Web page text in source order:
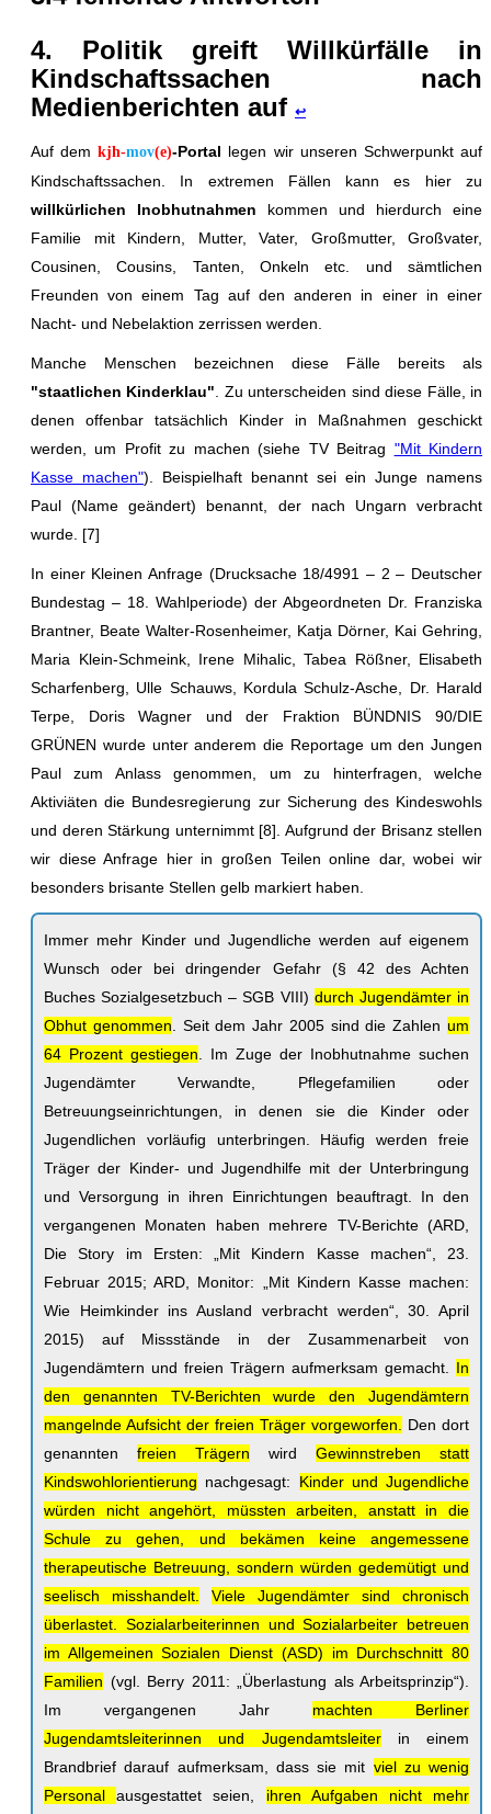
4. Politik greift Willkürfälle in
Kindschaftssachen nach
Medienberichten auf ↩
Auf demkjh-mov(e)-Portal legen wir unseren Schwerpunkt auf
Kindschaftssachen. In extremen Fällen kann es hier zu
willkürlichen Inobhutnahmen kommen und hierdurch eine
Familie mit Kindern, Mutter, Vater, Großmutter, Großvater,
Cousinen, Cousins, Tanten, Onkeln etc. und sämtlichen
Freunden von einem Tag auf den anderen in einer in einer
Nacht- und Nebelaktion zerrissen werden.
Manche Menschen bezeichnen diese Fälle bereits als
"staatlichen Kinderklau". Zu unterscheiden sind diese Fälle, in
denen offenbar tatsächlich Kinder in Maßnahmen geschickt
werden, um Profit zu machen (siehe TV Beitrag "Mit Kindern
Kasse machen"). Beispielhaft benannt sei ein Junge namens
Paul (Name geändert) benannt, der nach Ungarn verbracht
wurde. [7]
In einer Kleinen Anfrage (Drucksache 18/4991 – 2 – Deutscher
Bundestag – 18. Wahlperiode) der Abgeordneten Dr. Franziska
Brantner, Beate Walter-Rosenheimer, Katja Dörner, Kai Gehring,
Maria Klein-Schmeink, Irene Mihalic, Tabea Rößner, Elisabeth
Scharfenberg, Ulle Schauws, Kordula Schulz-Asche, Dr. Harald
Terpe, Doris Wagner und der Fraktion BÜNDNIS 90/DIE
GRÜNEN wurde unter anderem die Reportage um den Jungen
Paul zum Anlass genommen, um zu hinterfragen, welche
Aktiviäten die Bundesregierung zur Sicherung des Kindeswohls
und deren Stärkung unternimmt [8]. Aufgrund der Brisanz stellen
wir diese Anfrage hier in großen Teilen online dar, wobei wir
besonders brisante Stellen gelb markiert haben.
Immer mehr Kinder und Jugendliche werden auf eigenem
Wunsch oder bei dringender Gefahr (§ 42 des Achten
Buches Sozialgesetzbuch – SGB VIII) durch Jugendämter in
Obhut genommen. Seit dem Jahr 2005 sind die Zahlenum
64 Prozent gestiegen. Im Zuge der Inobhutnahme suchen
Jugendämter Verwandte, Pflegefamilien oder
Betreuungseinrichtungen, in denen sie die Kinder oder
Jugendlichen vorläufig unterbringen. Häufig werden freie
Träger der Kinder- und Jugendhilfe mit der Unterbringung
und Versorgung in ihren Einrichtungen beauftragt. In den
vergangenen Monaten haben mehrere TV-Berichte (ARD,
Die Story im Ersten: „Mit Kindern Kasse machen“, 23.
Februar 2015; ARD, Monitor: „Mit Kindern Kasse machen:
Wie Heimkinder ins Ausland verbracht werden“, 30. April
2015) auf Missstände in der Zusammenarbeit von
Jugendämtern und freien Trägern aufmerksam gemacht. In
den genannten TV-Berichten wurde den Jugendämtern
mangelnde Aufsicht der freien Träger vorgeworfen. Den dort
genannten freien Trägern wird Gewinnstreben statt
Kindswohlorientierung nachgesagt: Kinder und Jugendliche
würden nicht angehört, müssten arbeiten, anstatt in die
Schule zu gehen, und bekämen keine angemessene
therapeutische Betreuung, sondern würden gedemütigt und
seelisch misshandelt.
Viele Jugendämter sind chronisch
überlastet. Sozialarbeiterinnen und Sozialarbeiter betreuen
im Allgemeinen Sozialen Dienst (ASD) im Durchschnitt 80
Familien (vgl. Berry 2011: „Überlastung als Arbeitsprinzip“).
Im vergangenen Jahr machten Berliner
Jugendamtsleiterinnen und Jugendamtsleiterin einem
Brandbrief darauf aufmerksam, dass sie mit viel zu wenig
Personalausgestattet seien, ihren Aufgaben nicht mehr